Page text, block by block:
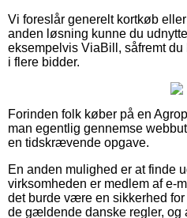
Vi foreslår generelt kortkøb
anden løsning kunne du
eksempelvis ViaBill, såfremt
i flere bidder.
Forinden folk køber på en
man egentlig gennemse
en tidskrævende opgave.
En anden mulighed er at finde
virksomheden er medlem af e-
det burde være en sikkerhed for
de gældende danske regler, og